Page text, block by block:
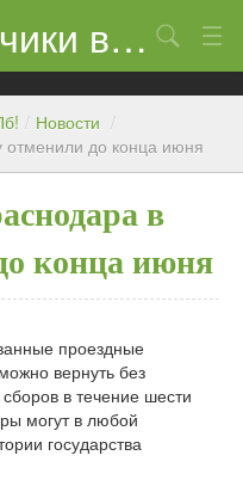
Переезд и грузчики в СПб!
Поиск
/ Новости /
отменили до конца июня
в
конца июня
проездные
вернуть без
в течение шести
могут в любой
государства